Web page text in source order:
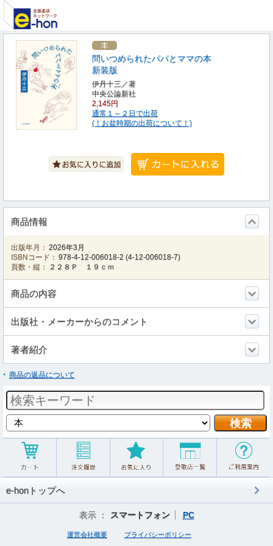
問いつめられたパパとママの本
新装版
伊丹十三／著
中央公論新社
2,145円
通常１～２日で出荷
(！お盆時期の出荷について！)
商品情報
出版年月： 2026年3月
ISBNコード： 978-4-12-006018-2 (4-12-006018-7)
頁数・縦：
２２８Ｐ １９ｃｍ
商品の内容
出版社・メーカーからのコメント
著者紹介
商品の返品について
e-honトップへ
表示 ： スマートフォン PC
運営会社概要 プライバシーポリシー